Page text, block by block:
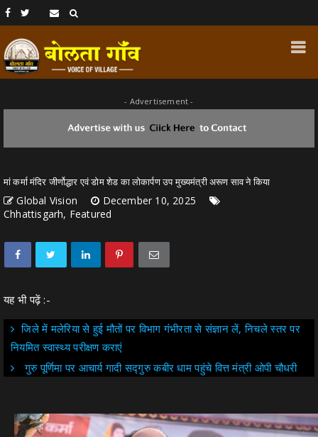
- Advertisement -
मां कर्मा मंदिर जीर्णोद्धार एवं डोम शेड का लोकार्पण उप मुख्यमंत्री अरूण साव ने किया
Global Vision
December 10, 2025
Chhattisgarh, Featured
यह भी पढ़ें :-
जिले में मलेरिया से हुई मौतों पर विभाग गंभीरता से संज्ञान लें, निचले स्तर पर
नियमित स्वास्थ्य परीक्षण कराएं
गुरु पूर्णिमा पर आचार्य गादी सद्गुरु कबीर धाम पहुंचे वित्त मंत्री ओपी चौधरी